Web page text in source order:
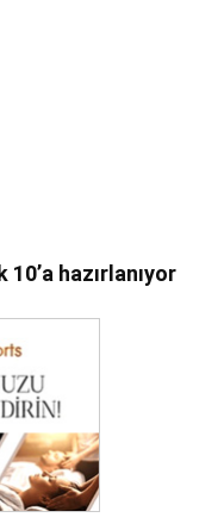
hazırlanıyor